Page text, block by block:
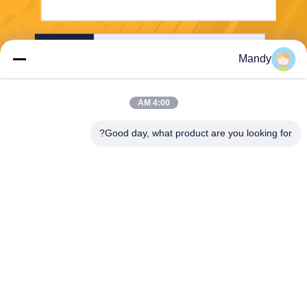
Mandy
4:00 AM
Good day, what product are you looking for?